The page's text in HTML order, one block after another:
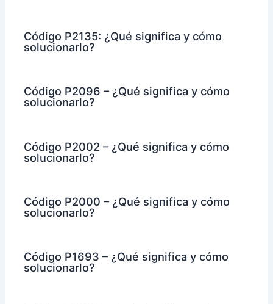
Código P2135: ¿Qué significa y cómo
solucionarlo?
Código P2096 – ¿Qué significa y cómo
solucionarlo?
Código P2002 – ¿Qué significa y cómo
solucionarlo?
Código P2000 – ¿Qué significa y cómo
solucionarlo?
Código P1693 – ¿Qué significa y cómo
solucionarlo?